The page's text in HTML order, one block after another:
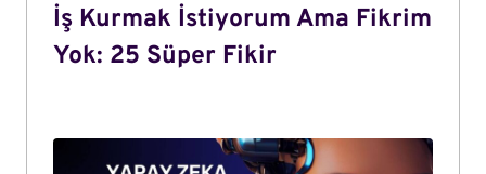
İş Kurmak İstiyorum Ama Fikrim
Yok: 25 Süper Fikir